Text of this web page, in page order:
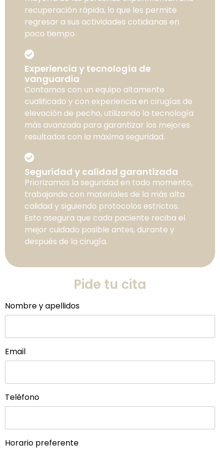
recuperación rápida, lo que les permite
regresar a sus actividades cotidianas en
poco tiempo.
Experiencia y tecnología de
vanguardia
Contamos con un equipo altamente
cualificado y con experiencia en cirugías de
elevación de pecho, utilizando la tecnología
más avanzada para garantizar los mejores
resultados con la máxima seguridad.
Seguridad y calidad garantizada
Priorizamos la seguridad en todo momento,
trabajando con materiales de la más alta
calidad y siguiendo protocolos estrictos.
Esto asegura que cada paciente reciba el
mejor cuidado posible antes, durante y
después de la cirugía.
Pide tu cita
Nombre y apellidos
Email
Teléfono
Horario preferente